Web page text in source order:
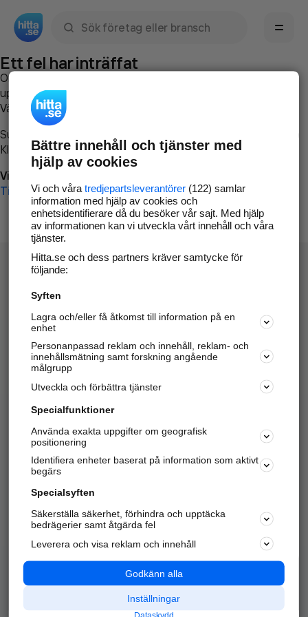
Ett fel har inträffat
Om du vill kan du
uppstod så att vi lättare och snabbare kan avhjälpa det.
Vänligen försök med följande:
Surfa till
Klicka påTillbaka-knappen i webbläsaren och försök igen
Vi beklagar besväret!
Till startsidan
Hitta.se - Gratis nummerupplysning.
Sök företag, personer och platser.
Hitta telefonnummer, adresser, företagsinfo mm.
Marknadsför företaget
Kom igång och annonsera mot
samarbetspartners nära dig.
Alla kategorier
Populära sökningar
API & Kartor
Annonsera
Integritet
Nödnummer
Bättre innehåll och tjänster med
hjälp av cookies
Vi och våra tredjepartsleverantörer(122) samlar
information med hjälp av cookies och
enhetsidentifierare då du besöker vår sajt. Med hjälp
av informationen kan vi utveckla vårt innehåll och våra
tjänster.
Hitta.se och dess partners kräver samtycke för
följande:
Syften
Lagra och/eller få åtkomst till information på en
enhet
Personanpassad reklam och innehåll, reklam- och
innehållsmätning samt forskning angående
målgrupp
Utveckla och förbättra tjänster
Specialfunktioner
Använda exakta uppgifter om geografisk
positionering
Identifiera enheter baserat på information som aktivt
begärs
Specialsyften
Säkerställa säkerhet, förhindra och upptäcka
bedrägerier samt åtgärda fel
Leverera och visa reklam och innehåll
Godkänn alla
Inställningar
Dataskydd